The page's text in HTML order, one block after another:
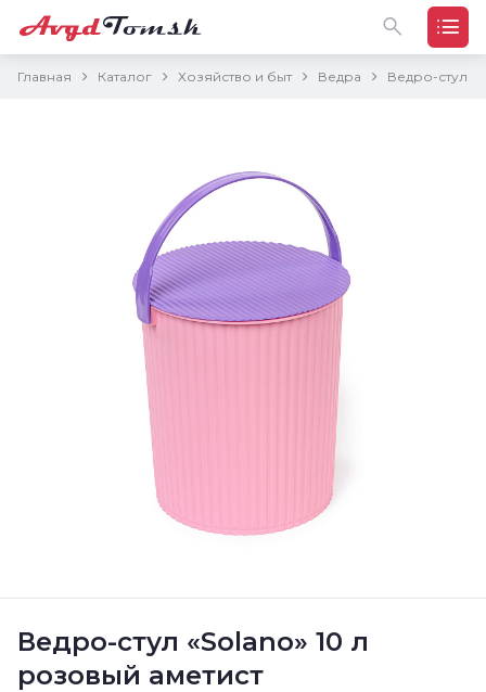
Главная Каталог Хозяйство и быт Ведра Ведро-стул
Ведро-стул «Solano» 10 л
розовый аметист